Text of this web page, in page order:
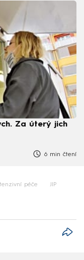
Za úterý jich
6 min čtení
péče JIP